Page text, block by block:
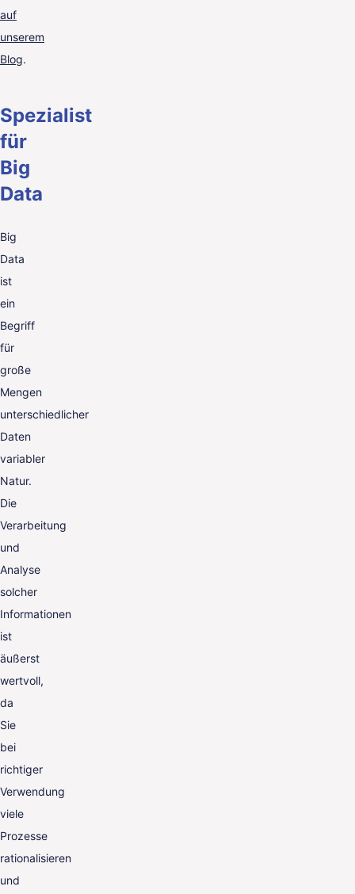
auf
unserem
Blog.
Spezialist
für
Big
Data
Big
Data
ist
ein
Begriff
für
große
Mengen
unterschiedlicher
Daten
variabler
Natur.
Die
Verarbeitung
und
Analyse
solcher
Informationen
ist
äußerst
wertvoll,
da
Sie
bei
richtiger
Verwendung
viele
Prozesse
rationalisieren
und